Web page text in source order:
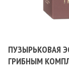
ПУЗЫРЬКОВАЯ
ГРИБНЫМ